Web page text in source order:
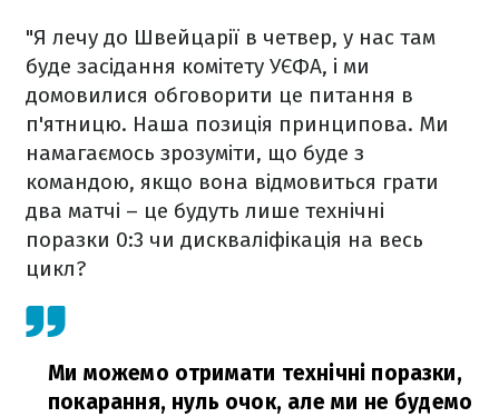
"Я лечу до Швейцарії в четвер, у нас там
буде засідання комітету УЄФА, і ми
домовилися обговорити це питання в
п'ятницю. Наша позиція принципова. Ми
намагаємось зрозуміти, що буде з
командою, якщо вона відмовиться грати
два матчі – це будуть лише технічні
поразки 0:3 чи дискваліфікація на весь
цикл?
Ми можемо отримати технічні поразки,
покарання, нуль очок, але ми не будемо